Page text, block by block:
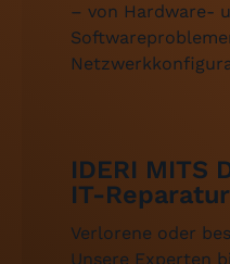
– von Hardware-
IDERI MITS
IT-
Verlorene oder
Unsere Experten